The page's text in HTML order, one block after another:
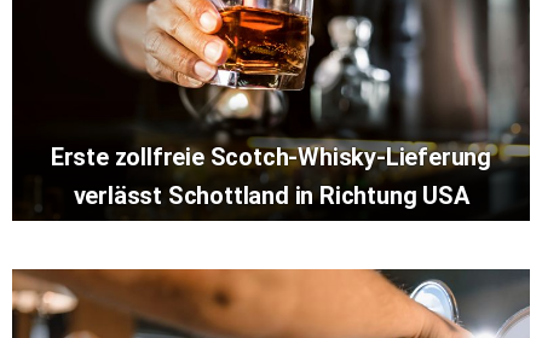
Erste zollfreie Scotch-Whisky-Lieferung
verlässt Schottland in Richtung USA